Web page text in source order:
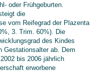
oder Frühgeburten.
die
vom Reifegrad der Plazenta
3. Trim. 60%). Die
des Kindes
Gestationsalter ab. Dem
bis 2006 jährlich
erworbene